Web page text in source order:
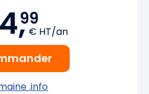
4,99
€ HT/an
.info